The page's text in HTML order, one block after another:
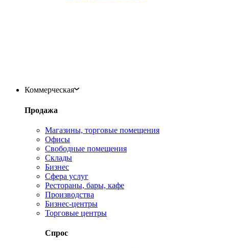
Коммерческая
Продажа
Магазины, торговые помещения
Офисы
Свободные помещения
Склады
Бизнес
Сфера услуг
Рестораны, бары, кафе
Производства
Бизнес-центры
Торговые центры
Спрос